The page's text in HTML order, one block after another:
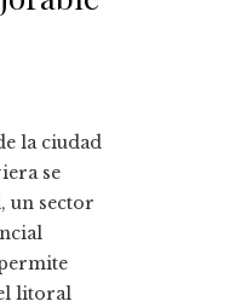
la ciudad
se
un sector
litoral